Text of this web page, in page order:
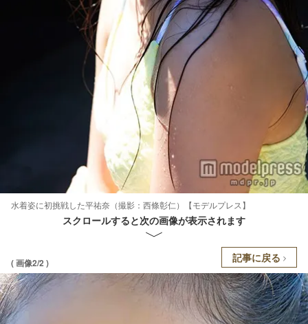
水着姿に初挑戦した平祐奈（撮影：西條彰仁）【モデルプレス】
スクロールすると次の画像が表示されます
( 画像2/2 ) 記事に戻る